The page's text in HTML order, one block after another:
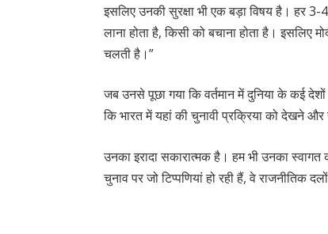
इसलिए उनकी सुरक्षा भी एक बड़ा विषय है। हर
लाना होता है, किसी को बचाना होता है। इसलिए
चलती है।”
जब उनसे पूछा गया कि वर्तमान में दुनिया के कई
कि भारत में यहां की चुनावी प्रक्रिया को देखने
उनका इरादा सकारात्मक है। हम भी उनका
चुनाव पर जो टिप्पणियां हो रही हैं, वे राजनीतिक